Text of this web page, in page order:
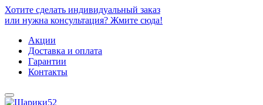
Хотите сделать индивидуальный заказ
или нужна консультация? Жмите сюда!
Акции
Доставка и оплата
Гарантии
Контакты